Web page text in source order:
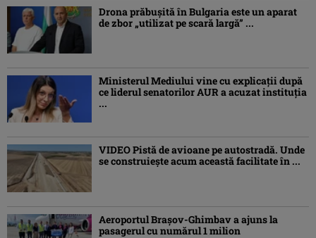
Drona prăbuşită în Bulgaria este un aparat
de zbor „utilizat pe scară largă” ...
Ministerul Mediului vine cu explicații după
ce liderul senatorilor AUR a acuzat instituția
...
VIDEO Pistă de avioane pe autostradă. Unde
se construiește acum această facilitate în ...
Aeroportul Brașov-Ghimbav a ajuns la
pasagerul cu numărul 1 milion